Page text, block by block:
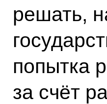
решать,
попытка
за счёт